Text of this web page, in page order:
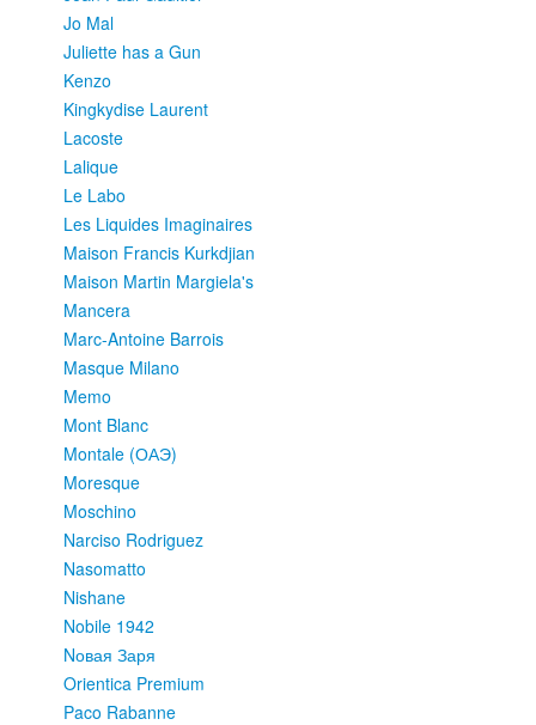
Jo Mal
Juliette has a Gun
Kenzo
Kingkydise Laurent
Lacoste
Lalique
Le Labo
Les Liquides Imaginaires
Maison Francis Kurkdjian
Maison Martin Margiela's
Mancera
Marc-Antoine Barrois
Masque Milano
Memo
Mont Blanc
Montale (ОАЭ)
Moresque
Moschino
Narciso Rodriguez
Nasomatto
Nishane
Nobile 1942
Nовая Заря
Orientica Premium
Paco Rabanne